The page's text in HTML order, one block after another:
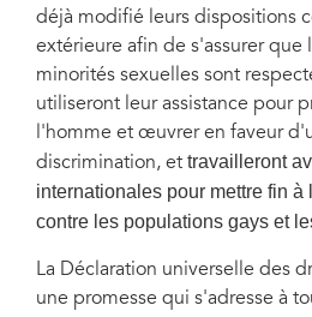
déjà modifié leurs dispositions
extérieure afin de s'assurer que
minorités sexuelles sont
utiliseront leur assistance pour
l'homme et œuvrer en faveur
discrimination, et travailleront
internationales pour mettre fin à
contre les populations gays et
La Déclaration universelle des
une promesse qui s'adresse à